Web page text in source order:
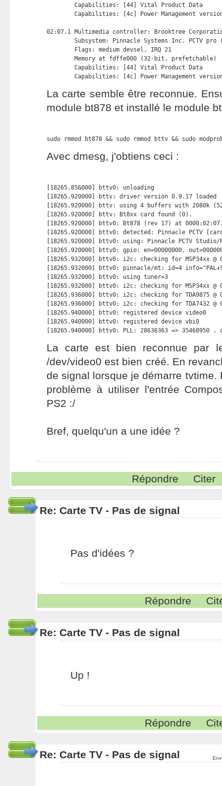
        Capabilities: [44] Vital Product Data
Capabilities: [4c] Power Management
02:07.1 Multimedia controller: Brooktree
Subsystem: Pinnacle Systems Inc. PCTV pro
        Flags: medium devsel, IRQ 21
        Memory at fdffe000 (32-bit, prefetchable)
        Capabilities: [44] Vital Product Data
Capabilities: [4c] Power Management
La carte semble être reconnue.
module bt878 et installé le module
sudo rmmod bt878 && sudo rmmod bttv && sudo
Avec dmesg, j'obtiens ceci :
[18265.856000] bttv0: unloading
[18265.920000] bttv: driver version 0.9.17 loaded
[18265.920000] bttv: using 4 buffers with 2080k
[18265.920000] bttv: Bt8xx card found (0).
[18265.920000] bttv0: Bt878 (rev 17) at
[18265.920000] bttv0: detected: Pinnacle PCTV
[18265.920000] bttv0: using: Pinnacle PCTV
[18265.920000] bttv0: gpio: en=00000000,
[18265.932000] bttv0: i2c: checking for MSP34xx
[18265.932000] bttv0: pinnacle/mt: id=4
[18265.932000] bttv0: using tuner=3
[18265.932000] bttv0: i2c: checking for MSP34xx
[18265.936000] bttv0: i2c: checking for TDA9875
[18265.936000] bttv0: i2c: checking for TDA7432
[18265.940000] bttv0: registered device video0
[18265.940000] bttv0: registered device vbi0
[18265.940000] bttv0: PLL: 28636363 => 35468950 .
La carte est bien reconnue par
/dev/video0 est bien créé. En
de signal lorsque je démarre tvtime.
problème à utiliser l'entrée
PS2 :/
Bref, quelqu'un a une idée ?
Répondre Citer
Re: Carte TV - Pas de signal
Pas d'idées ?
Répondre
Re: Carte TV - Pas de signal
Up !
Répondre
Re: Carte TV - Pas de signal